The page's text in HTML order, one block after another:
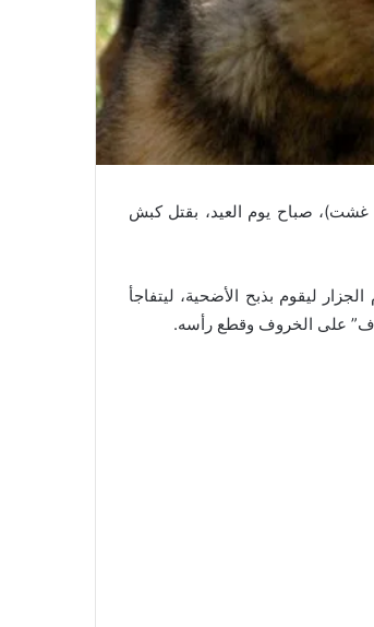
أفسد كلب من نوع “ستاف” فرحة عائلة نواحي مدينة الصويرة، أمس الاثنين (12 غشت)، صباح يوم العيد، بقتل كبش
قدوم الجزار ليقوم بذبح الأضحية، ليتفاجأ
على الخروف وقطع رأسه.